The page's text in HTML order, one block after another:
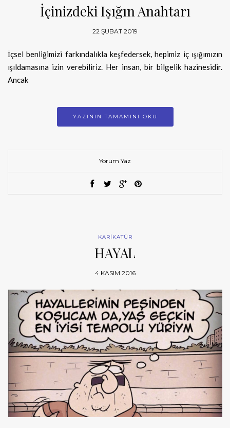
İçinizdeki Işığın Anahtarı
22 ŞUBAT 2019
İçsel benliğimizi farkındalıkla keşfedersek, hepimiz iç ışığımızın
ışıldamasına izin verebiliriz. Her insan, bir bilgelik hazinesidir.
Ancak
YAZININ TAMAMINI OKU
Yorum Yaz
KARİKATÜR
HAYAL
4 KASIM 2016